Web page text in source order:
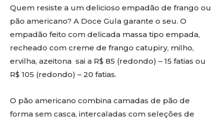
Quem resiste a um delicioso empadão de frango ou
pão americano? A Doce Gula garante o seu. O
empadão feito com delicada massa tipo empada,
recheado com creme de frango catupiry, milho,
ervilha, azeitona sai a R$ 85 (redondo) – 15 fatias ou
R$ 105 (redondo) – 20 fatias.
O pão americano combina camadas de pão de
forma sem casca, intercaladas com seleções de